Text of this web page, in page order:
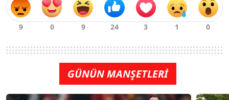
GÜNÜN MANŞETLERİ